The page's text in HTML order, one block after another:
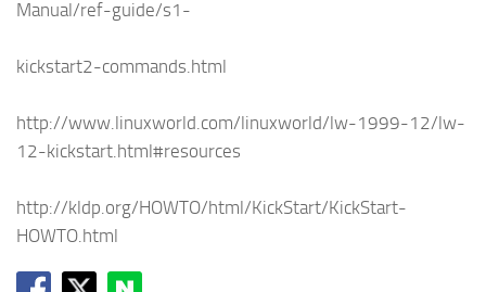
Manual/ref-guide/s1-
kickstart2-commands.html
http://www.linuxworld.com/linuxworld/lw-1999-12/lw-
12-kickstart.html#resources
http://kldp.org/HOWTO/html/KickStart/KickStart-
HOWTO.html